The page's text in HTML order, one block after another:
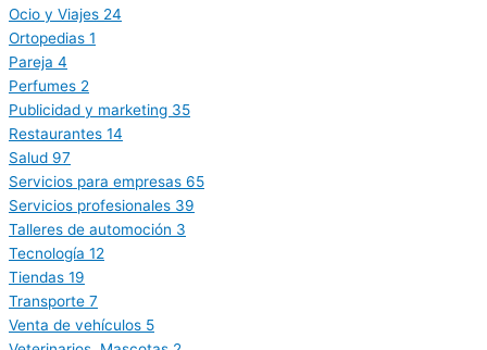
Ocio y Viajes 24
Ortopedias 1
Pareja 4
Perfumes 2
Publicidad y marketing 35
Restaurantes 14
Salud 97
Servicios para empresas 65
Servicios profesionales 39
Talleres de automoción 3
Tecnología 12
Tiendas 19
Transporte 7
Venta de vehículos 5